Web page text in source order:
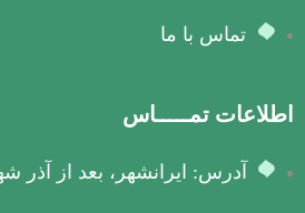
تماس با ما
اطلاعات تمـــــاس
آدرس: ایرانشهر، بعد از آذر شهر، پلاک